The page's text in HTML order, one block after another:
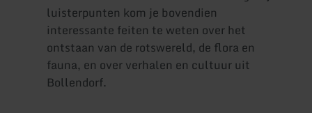
luisterpunten kom je bovendien
interessante feiten te weten over het
ontstaan van de rotswereld, de flora en
fauna, en over verhalen en cultuur uit
Bollendorf.